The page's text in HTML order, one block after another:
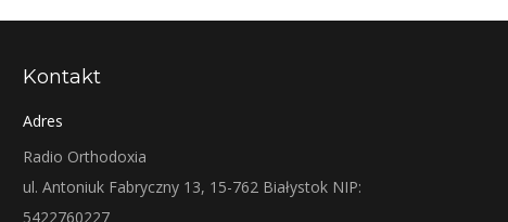
Kontakt
Adres
Radio Orthodoxia
ul. Antoniuk Fabryczny 13, 15-762 Białystok NIP:
5422760227